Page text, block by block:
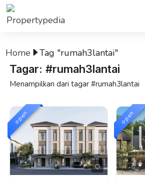
Home Tag "rumah3lantai"
Tagar: #rumah3lantai
Menampilkan dari tagar #rumah3lantai
open open